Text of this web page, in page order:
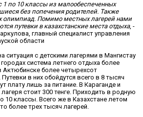
1 по 10 классы из малообеспеченных
без попечения родителей. Также
олимпиад. Помимо местных лагерей нами
путевки в казахстанские места отдыха, -
главный специалист управления
области
ситуация с детскими лагерями в Мангистау
система летнего отдыха более
Актюбинске более четырехсот
в них обойдутся всего в 8 тысяч
плату лишь за питание. В Караганде и
стоит 300 тенге. Приходить в родную
10 классы. Всего же в Казахстане летом
более трех тысяч лагерей.